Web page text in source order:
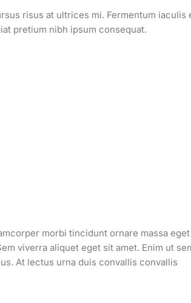
risus at ultrices mi. Fermentum iaculis
pretium nibh ipsum consequat.
morbi tincidunt ornare massa eget
viverra aliquet eget sit amet. Enim ut
At lectus urna duis convallis convallis